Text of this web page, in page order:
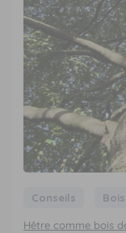
Conseils Bois
Hêtre comme bois